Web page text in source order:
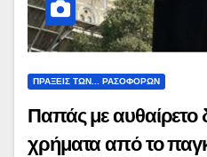
ΠΡΑΞΕΙΣ ΤΩΝ... ΡΑΣΟΦΟΡΩΝ
Παπάς με αυθαίρετο
χρήματα από το